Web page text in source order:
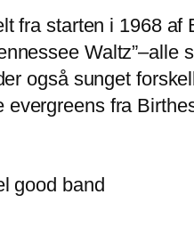
fra starten i 1968 af
også sunget
fra
good band